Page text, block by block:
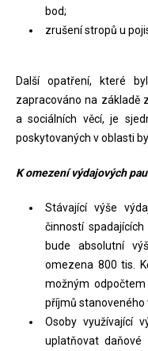
bod;
zrušení stropů u
Další opatření, které
zapracováno na základě
a sociálních věcí, je
poskytovaných v oblasti
K omezení výdajových
Stávající výše
činností
bude absolutní
omezena 800 tis.
možným
příjmů stanoveného
Osoby využívající
uplatňovat